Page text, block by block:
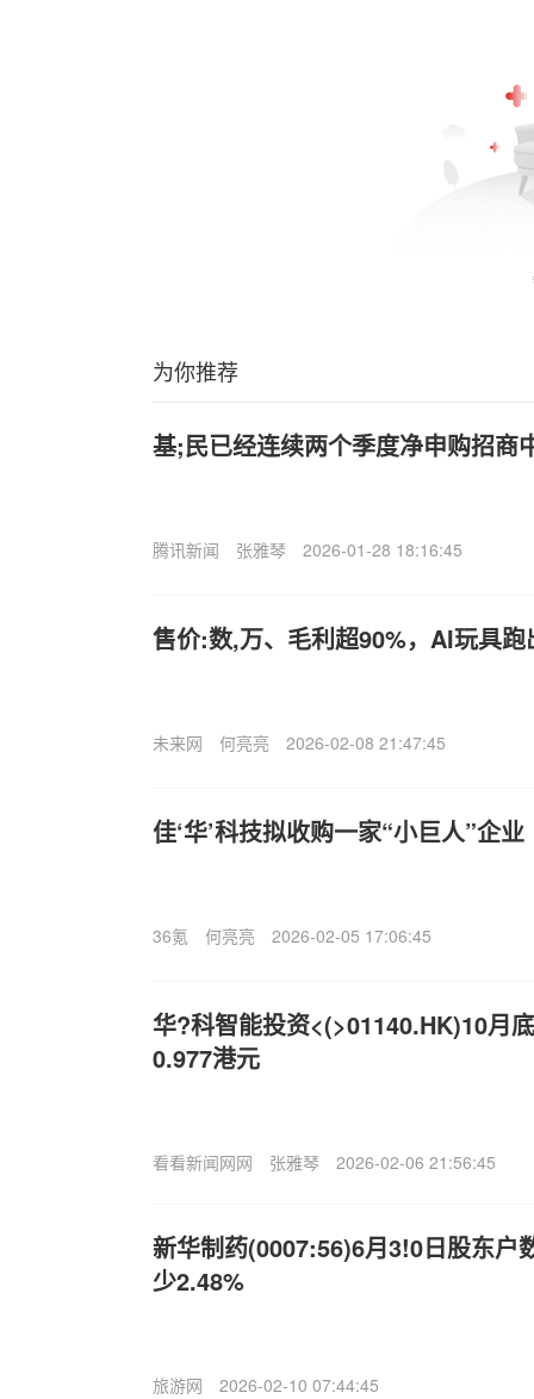
为你推荐
基;民已经连续两个季度净申购招商
腾讯新闻 张雅琴 2026-01-28 18:16:45
售价:数,万、毛利超90%，AI玩具
未来网 何亮亮 2026-02-08 21:47:45
佳‘华’科技拟收购一家“小巨人”企业
36氪 何亮亮 2026-02-05 17:06:45
华?科智能投资<(>01140.HK)10月
0.977港元
看看新闻网网 张雅琴 2026-02-06 21:56:45
新华制药(0007:56)6月3!0日股东户
少2.48%
旅游网 2026-02-10 07:44:45